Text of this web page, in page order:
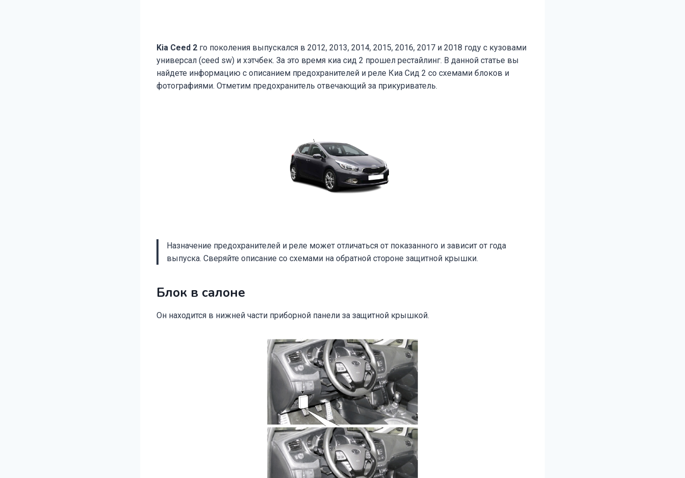
Kia Ceed 2 го поколения выпускался в 2012, 2013, 2014, 2015, 2016, 2017 и 2018 году с кузовами
универсал (ceed sw) и хэтчбек. За это время киа сид 2 прошел рестайлинг. В данной статье вы
найдете информацию с описанием предохранителей и реле Киа Сид 2 со схемами блоков и
фотографиями. Отметим предохранитель отвечающий за прикуриватель.
Назначение предохранителей и реле может отличаться от показанного и зависит от года
выпуска. Сверяйте описание со схемами на обратной стороне защитной крышки.
Блок в салоне
Он находится в нижней части приборной панели за защитной крышкой.